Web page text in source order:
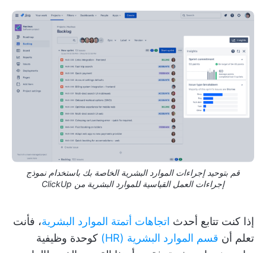
قم بتوحيد إجراءات الموارد البشرية الخاصة بك باستخدام نموذج
إجراءات العمل القياسية للموارد البشرية من ClickUp
إذا كنت تتابع أحدث اتجاهات أتمتة الموارد البشرية، فأنت
تعلم أن قسم الموارد البشرية (HR)
كوحدة وظيفية